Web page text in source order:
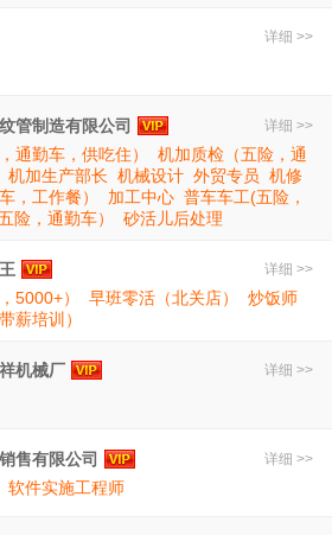
详细 >>
详细 >>
管制造有限公司
通勤车，供吃住）
机加质检（五险，通
机加生产部长 机械设计 外贸专员 机修
，工作餐）
加工中心 普车车工(五险，
险，通勤车） 砂活儿后处理
详细 >>
5000+）
早班零活（北关店）
炒饭师
薪培训）
详细 >>
机械厂
详细 >>
售有限公司
软件实施工程师